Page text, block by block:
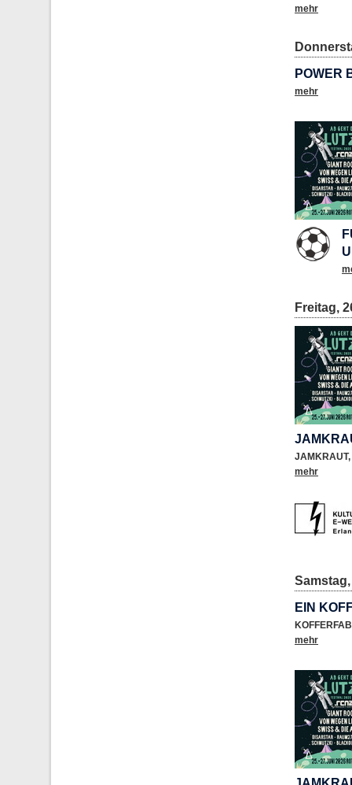
mehr
POWER
mehr
Freitag,
JAMKRAUT,
mehr
EIN
mehr